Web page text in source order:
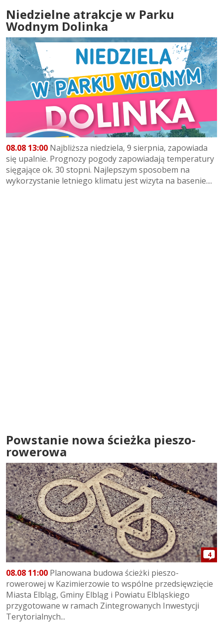
Niedzielne atrakcje w Parku
Wodnym Dolinka
08.08 13:00 Najbliższa niedziela, 9 sierpnia, zapowiada
się upalnie. Prognozy pogody zapowiadają temperatury
sięgające ok. 30 stopni. Najlepszym sposobem na
wykorzystanie letniego klimatu jest wizyta na basenie....
Powstanie nowa ścieżka pieszo-
rowerowa
4
08.08 11:00 Planowana budowa ścieżki pieszo-
rowerowej w Kazimierzowie to wspólne przedsięwzięcie
Miasta Elbląg, Gminy Elbląg i Powiatu Elbląskiego
przygotowane w ramach Zintegrowanych Inwestycji
Terytorialnych...